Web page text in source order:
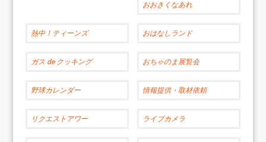
おおきくなあれ
熱中！ティーンズ おはなしランド
ガス de クッキング おちゃのま展覧会
野球カレンダー 情報提供・取材依頼
リクエストアワー ライブカメラ